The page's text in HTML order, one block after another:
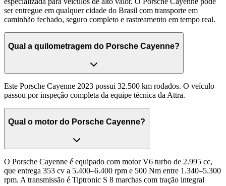
ser entregue em qualquer cidade do Brasil com transporte em
caminhão fechado, seguro completo e rastreamento em tempo real.
Qual a quilometragem do Porsche Cayenne?
Este Porsche Cayenne 2023 possui 32.500 km rodados. O veículo
passou por inspeção completa da equipe técnica da Attra.
Qual o motor do Porsche Cayenne?
O Porsche Cayenne é equipado com motor V6 turbo de 2.995 cc,
que entrega 353 cv a 5.400–6.400 rpm e 500 Nm entre 1.340–5.300
rpm. A transmissão é Tiptronic S 8 marchas com tração integral